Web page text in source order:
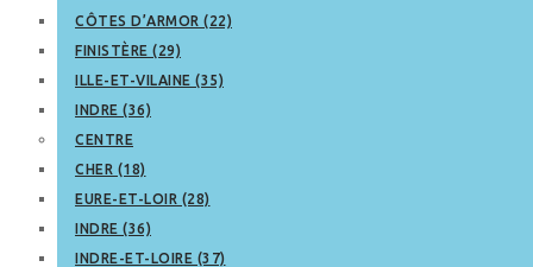
CÔTES D’ARMOR (22)
FINISTÈRE (29)
ILLE-ET-VILAINE (35)
INDRE (36)
CENTRE
CHER (18)
EURE-ET-LOIR (28)
INDRE (36)
INDRE-ET-LOIRE (37)